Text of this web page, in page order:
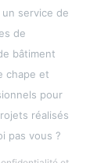
service de
de
bâtiment
chape et
pour
réalisés
pas vous ?